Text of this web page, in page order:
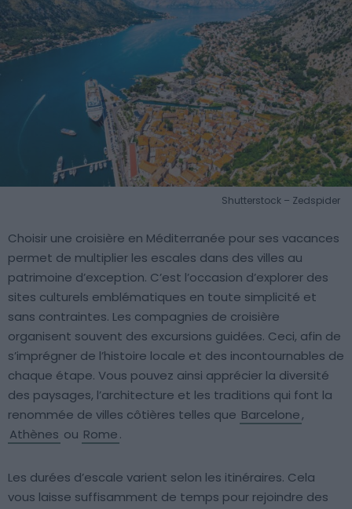
Shutterstock – Zedspider
Choisir une croisière en Méditerranée pour ses vacances
permet de multiplier les escales dans des villes au
patrimoine d’exception. C’est l’occasion d’explorer des
sites culturels emblématiques en toute simplicité et
sans contraintes. Les compagnies de croisière
organisent souvent des excursions guidées. Ceci, afin de
s’imprégner de l’histoire locale et des incontournables de
chaque étape. Vous pouvez ainsi apprécier la diversité
des paysages, l’architecture et les traditions qui font la
renommée de villes côtières telles que Barcelone,
Athènes ou Rome.
Les durées d’escale varient selon les itinéraires. Cela
vous laisse suffisamment de temps pour rejoindre des